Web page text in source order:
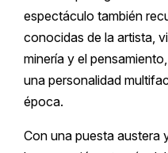
espectáculo también
conocidas de la artista,
minería y el
una personalidad
época.
Con una puesta austera